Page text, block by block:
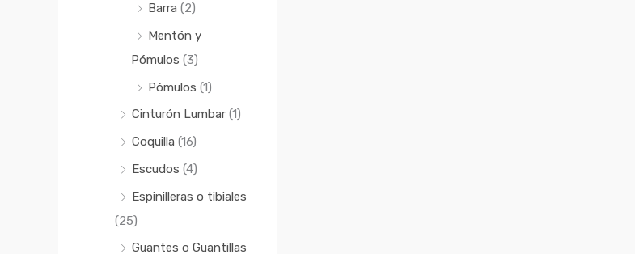
Barra (2)
Mentón y
Pómulos (3)
Pómulos (1)
Cinturón Lumbar (1)
Coquilla (16)
Escudos (4)
Espinilleras o tibiales
(25)
Guantes o Guantillas